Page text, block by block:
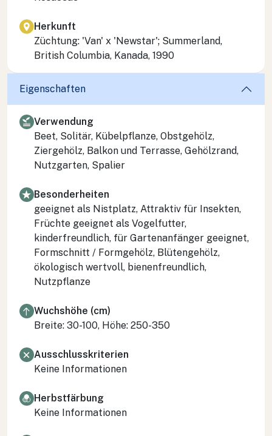
Herkunft
Züchtung: 'Van' x 'Newstar'; Summerland,
British Columbia, Kanada, 1990
Eigenschaften
Verwendung
Beet, Solitär, Kübelpflanze, Obstgehölz,
Ziergehölz, Balkon und Terrasse, Gehölzrand,
Nutzgarten, Spalier
Besonderheiten
geeignet als Nistplatz, Attraktiv für Insekten,
Früchte geeignet als Vogelfutter,
kinderfreundlich, für Gartenanfänger geeignet,
Formschnitt / Formgehölz, Blütengehölz,
ökologisch wertvoll, bienenfreundlich,
Nutzpflanze
Wuchshöhe (cm)
Breite: 30-100, Höhe: 250-350
Ausschlusskriterien
Keine Informationen
Herbstfärbung
Keine Informationen